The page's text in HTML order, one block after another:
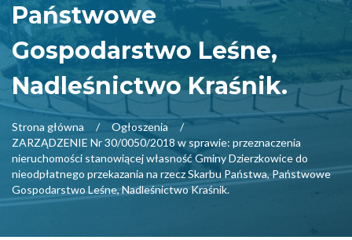
Państwowe
Gospodarstwo Leśne,
Nadleśnictwo Kraśnik.
Strona główna
Ogłoszenia
ZARZĄDZENIE Nr 30/0050/2018 w sprawie: przeznaczenia
nieruchomości stanowiącej własność Gminy Dzierzkowice do
nieodpłatnego przekazania na rzecz Skarbu Państwa, Państwowe
Gospodarstwo Leśne, Nadleśnictwo Kraśnik.